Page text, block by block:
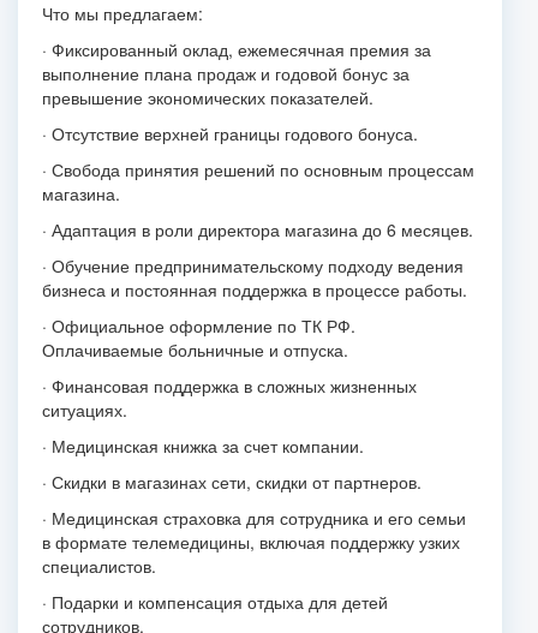
Что мы предлагаем:
· Фиксированный оклад, ежемесячная премия за
выполнение плана продаж и годовой бонус за
превышение экономических показателей.
· Отсутствие верхней границы годового бонуса.
· Свобода принятия решений по основным процессам
магазина.
· Адаптация в роли директора магазина до 6 месяцев.
· Обучение предпринимательскому подходу ведения
бизнеса и постоянная поддержка в процессе работы.
· Официальное оформление по ТК РФ.
Оплачиваемые больничные и отпуска.
· Финансовая поддержка в сложных жизненных
ситуациях.
· Медицинская книжка за счет компании.
· Скидки в магазинах сети, скидки от партнеров.
· Медицинская страховка для сотрудника и его семьи
в формате телемедицины, включая поддержку узких
специалистов.
· Подарки и компенсация отдыха для детей
сотрудников.